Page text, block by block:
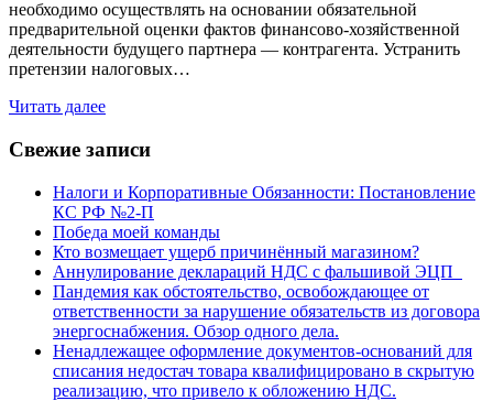
необходимо осуществлять на основании обязательной
предварительной оценки фактов финансово-хозяйственной
деятельности будущего партнера — контрагента. Устранить
претензии налоговых…
Читать далее
Свежие записи
Налоги и Корпоративные Обязанности: Постановление
КС РФ №2-П
Победа моей команды
Кто возмещает ущерб причинённый магазином?
Аннулирование деклараций НДС с фальшивой ЭЦП
Пандемия как обстоятельство, освобождающее от
ответственности за нарушение обязательств из договора
энергоснабжения. Обзор одного дела.
Ненадлежащее оформление документов-оснований для
списания недостач товара квалифицировано в скрытую
реализацию, что привело к обложению НДС.